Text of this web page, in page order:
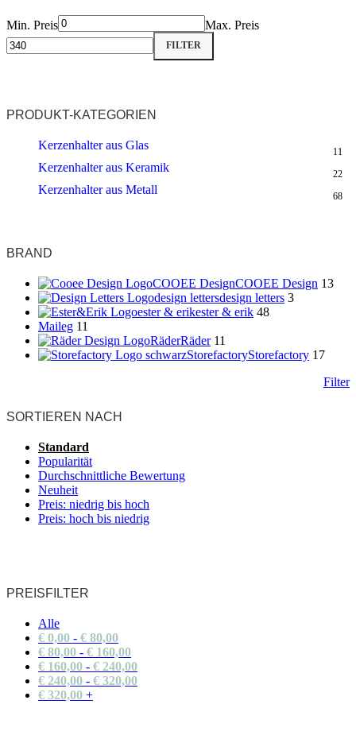
Min. Preis Max. Preis
FILTER
PRODUKT-KATEGORIEN
Kerzenhalter aus Glas 11
Kerzenhalter aus Keramik 22
Kerzenhalter aus Metall 68
BRAND
COOEE DesignCOOEE Design 13
design lettersdesign letters 3
ester & erikester & erik 48
Maileg 11
RäderRäder 11
StorefactoryStorefactory 17
Filter
SORTIEREN NACH
Standard
Popularität
Durchschnittliche Bewertung
Neuheit
Preis: niedrig bis hoch
Preis: hoch bis niedrig
PREISFILTER
Alle
€ 0,00 - € 80,00
€ 80,00 - € 160,00
€ 160,00 - € 240,00
€ 240,00 - € 320,00
€ 320,00 +